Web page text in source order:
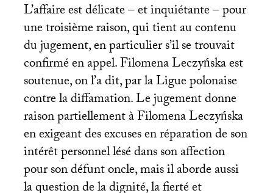
L’affaire est délicate – et inquiétante – pour
une troisième raison, qui tient au contenu
du jugement, en particulier s’il se trouvait
confirmé en appel. Filomena Leczyńska est
soutenue, on l’a dit, par la Ligue polonaise
contre la diffamation. Le jugement donne
raison partiellement à Filomena Leczyńska
en exigeant des excuses en réparation de son
intérêt personnel lésé dans son affection
pour son défunt oncle, mais il aborde aussi